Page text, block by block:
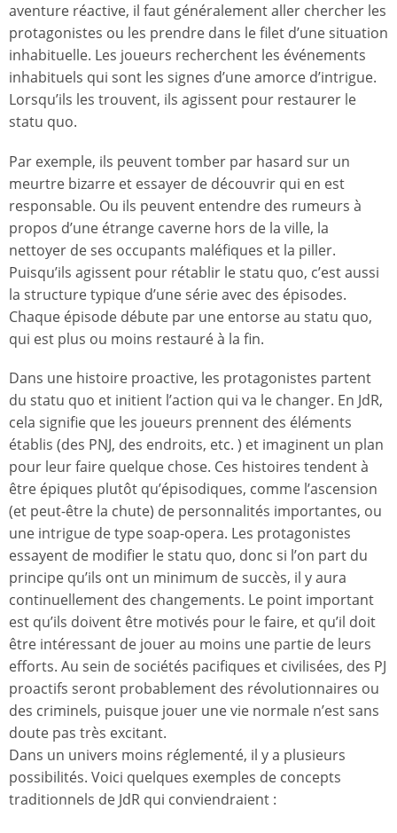
aventure réactive, il faut généralement aller chercher les
protagonistes ou les prendre dans le filet d’une situation
inhabituelle. Les joueurs recherchent les événements
inhabituels qui sont les signes d’une amorce d’intrigue.
Lorsqu’ils les trouvent, ils agissent pour restaurer le
statu quo.
Par exemple, ils peuvent tomber par hasard sur un
meurtre bizarre et essayer de découvrir qui en est
responsable. Ou ils peuvent entendre des rumeurs à
propos d’une étrange caverne hors de la ville, la
nettoyer de ses occupants maléfiques et la piller.
Puisqu’ils agissent pour rétablir le statu quo, c’est aussi
la structure typique d’une série avec des épisodes.
Chaque épisode débute par une entorse au statu quo,
qui est plus ou moins restauré à la fin.
Dans une histoire proactive, les protagonistes partent
du statu quo et initient l’action qui va le changer. En JdR,
cela signifie que les joueurs prennent des éléments
établis (des PNJ, des endroits, etc. ) et imaginent un plan
pour leur faire quelque chose. Ces histoires tendent à
être épiques plutôt qu’épisodiques, comme l’ascension
(et peut-être la chute) de personnalités importantes, ou
une intrigue de type soap-opera. Les protagonistes
essayent de modifier le statu quo, donc si l’on part du
principe qu’ils ont un minimum de succès, il y aura
continuellement des changements. Le point important
est qu’ils doivent être motivés pour le faire, et qu’il doit
être intéressant de jouer au moins une partie de leurs
efforts. Au sein de sociétés pacifiques et civilisées, des PJ
proactifs seront probablement des révolutionnaires ou
des criminels, puisque jouer une vie normale n’est sans
doute pas très excitant.
Dans un univers moins réglementé, il y a plusieurs
possibilités. Voici quelques exemples de concepts
traditionnels de JdR qui conviendraient :